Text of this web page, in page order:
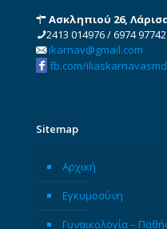
Ασκληπιού 26,
2413 014976/6974
ikarnav@gmail.com
fb.com/iliaskarnavasmd
Sitemap
Αρχική
Εγκυμοσύνη
Γυναικολογία –